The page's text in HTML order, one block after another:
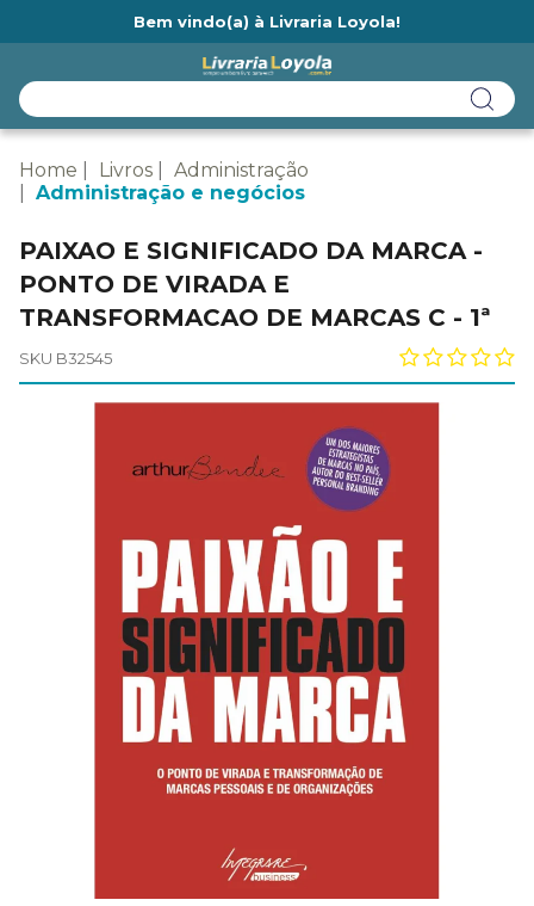
Bem vindo(a) à Livraria Loyola!
Home Livros
Administração
Administração e negócios
PAIXAO E SIGNIFICADO DA MARCA -
PONTO DE VIRADA E
TRANSFORMACAO DE MARCAS C - 1ª
SKU B32545